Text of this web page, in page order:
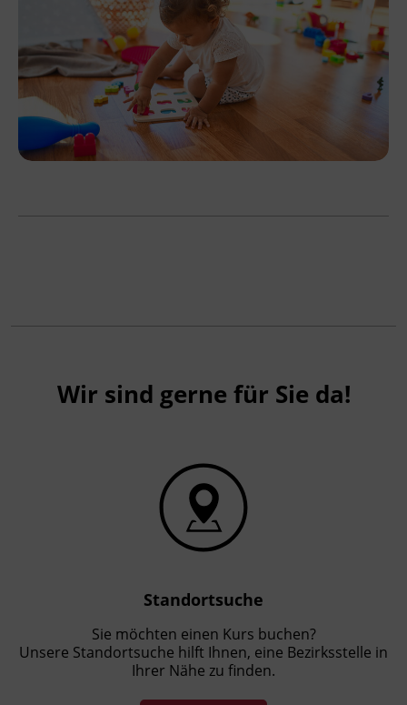
Wir sind gerne für Sie da!
Standortsuche
Sie möchten einen Kurs buchen?
Unsere Standortsuche hilft Ihnen, eine Bezirksstelle in
Ihrer Nähe zu finden.